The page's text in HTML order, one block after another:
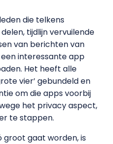
die telkens
tijdlijn vervuilende
van berichten van
interessante app
Het heeft alle
vier’ gebundeld en
om die apps voorbij
het privacy aspect,
te stappen.
groot gaat worden, is